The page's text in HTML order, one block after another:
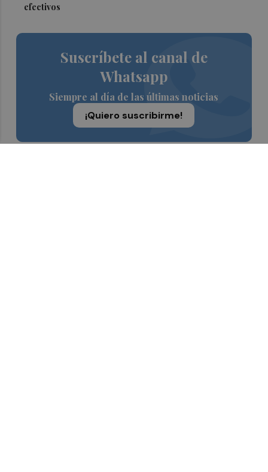
efectivos
Suscríbete al canal de
Whatsapp
Siempre al día de las últimas noticias
¡Quiero suscribirme!